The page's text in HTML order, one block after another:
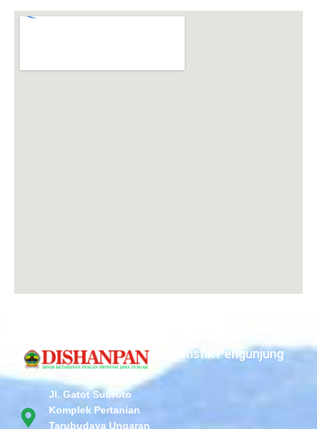
b
k
t
a
a
Jl. Gatot Subroto
Komplek Pertanian
Tarubudaya Ungaran
Statistik Pengunjung